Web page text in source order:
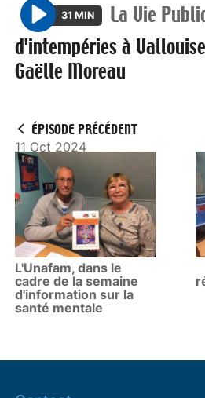
P
l
a
31 MIN La Vie
d'intempéries à
Gaëlle Moreau
ÉPISODE PRÉCÉDENT
11 Oct 2024
L'Unafam, dans le
cadre de la semaine
d'information sur la
santé mentale